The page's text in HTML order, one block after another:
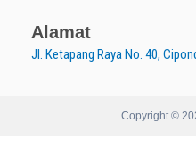
Alamat
Jl. Ketapang Raya No. 40,
Copyright ©